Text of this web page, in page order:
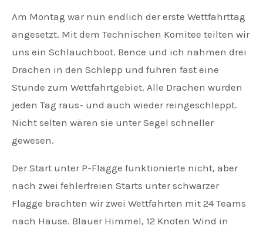
Am Montag war nun endlich der erste Wettfahrttag
angesetzt. Mit dem Technischen Komitee teilten wir
uns ein Schlauchboot. Bence und ich nahmen drei
Drachen in den Schlepp und fuhren fast eine
Stunde zum Wettfahrtgebiet. Alle Drachen wurden
jeden Tag raus- und auch wieder reingeschleppt.
Nicht selten wären sie unter Segel schneller
gewesen.
Der Start unter P-Flagge funktionierte nicht, aber
nach zwei fehlerfreien Starts unter schwarzer
Flagge brachten wir zwei Wettfahrten mit 24 Teams
nach Hause. Blauer Himmel, 12 Knoten Wind in